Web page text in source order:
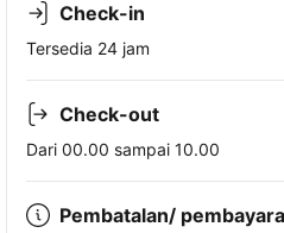
Check-in
Tersedia 24 jam
Check-out
Dari 00.00 sampai 10.00
Pembatalan/